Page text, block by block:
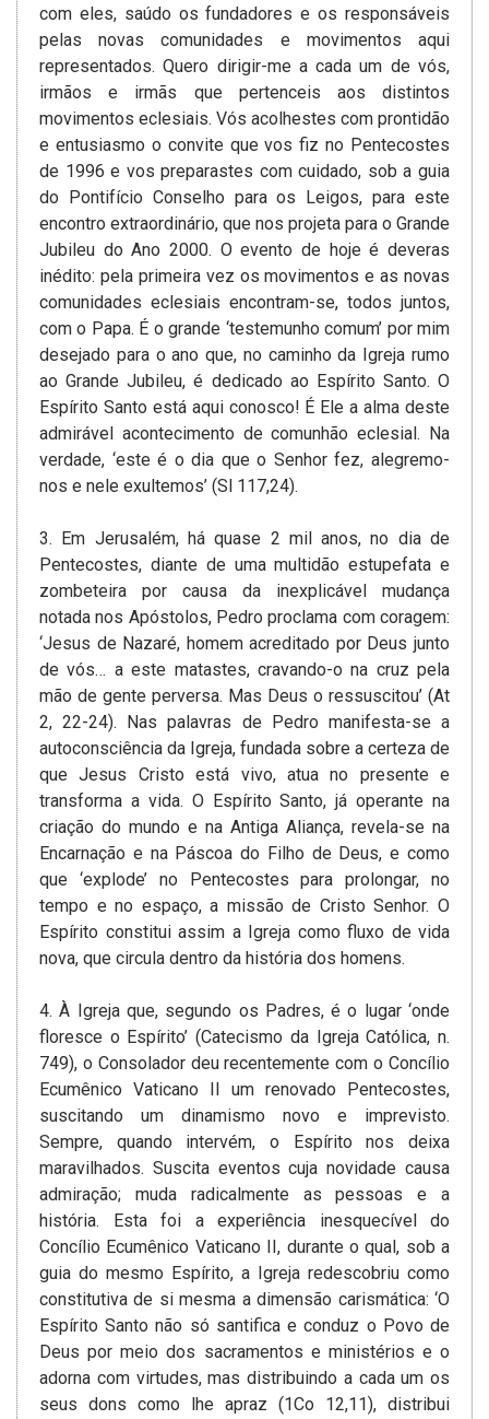
com eles, saúdo os fundadores e os responsáveis
pelas novas comunidades e movimentos aqui
representados. Quero dirigir-me a cada um de vós,
irmãos e irmãs que pertenceis aos distintos
movimentos eclesiais. Vós acolhestes com prontidão
e entusiasmo o convite que vos fiz no Pentecostes
de 1996 e vos preparastes com cuidado, sob a guia
do Pontifício Conselho para os Leigos, para este
encontro extraordinário, que nos projeta para o Grande
Jubileu do Ano 2000. O evento de hoje é deveras
inédito: pela primeira vez os movimentos e as novas
comunidades eclesiais encontram-se, todos juntos,
com o Papa. É o grande ‘testemunho comum’ por mim
desejado para o ano que, no caminho da Igreja rumo
ao Grande Jubileu, é dedicado ao Espírito Santo. O
Espírito Santo está aqui conosco! É Ele a alma deste
admirável acontecimento de comunhão eclesial. Na
verdade, ‘este é o dia que o Senhor fez, alegremo-
nos e nele exultemos’ (Sl 117,24).
3. Em Jerusalém, há quase 2 mil anos, no dia de
Pentecostes, diante de uma multidão estupefata e
zombeteira por causa da inexplicável mudança
notada nos Apóstolos, Pedro proclama com coragem:
‘Jesus de Nazaré, homem acreditado por Deus junto
de vós… a este matastes, cravando-o na cruz pela
mão de gente perversa. Mas Deus o ressuscitou’ (At
2, 22-24). Nas palavras de Pedro manifesta-se a
autoconsciência da Igreja, fundada sobre a certeza de
que Jesus Cristo está vivo, atua no presente e
transforma a vida. O Espírito Santo, já operante na
criação do mundo e na Antiga Aliança, revela-se na
Encarnação e na Páscoa do Filho de Deus, e como
que ‘explode’ no Pentecostes para prolongar, no
tempo e no espaço, a missão de Cristo Senhor. O
Espírito constitui assim a Igreja como fluxo de vida
nova, que circula dentro da história dos homens.
4. À Igreja que, segundo os Padres, é o lugar ‘onde
floresce o Espírito’ (Catecismo da Igreja Católica, n.
749), o Consolador deu recentemente com o Concílio
Ecumênico Vaticano II um renovado Pentecostes,
suscitando um dinamismo novo e imprevisto.
Sempre, quando intervém, o Espírito nos deixa
maravilhados. Suscita eventos cuja novidade causa
admiração; muda radicalmente as pessoas e a
história. Esta foi a experiência inesquecível do
Concílio Ecumênico Vaticano II, durante o qual, sob a
guia do mesmo Espírito, a Igreja redescobriu como
constitutiva de si mesma a dimensão carismática: ‘O
Espírito Santo não só santifica e conduz o Povo de
Deus por meio dos sacramentos e ministérios e o
adorna com virtudes, mas distribuindo a cada um os
seus dons como lhe apraz (1Co 12,11), distribui